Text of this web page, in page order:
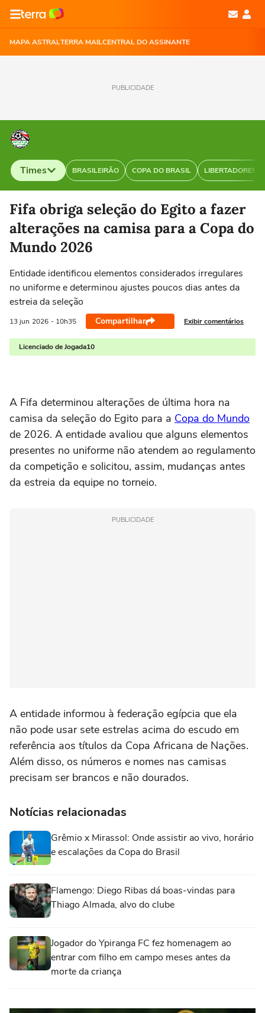
MAPA ASTRALTERRA MAILCENTRAL DO ASSINANTE
PUBLICIDADE
Times BRASILEIRÃO COPA DO BRASIL LIBERTADORES
Selecione o time para ver as notícias
Fifa obriga seleção do Egito a fazer
alterações na camisa para a Copa do
Mundo 2026
Entidade identificou elementos considerados irregulares
no uniforme e determinou ajustes poucos dias antes da
estreia da seleção
13 jun 2026 - 10h35 Compartilhar Exibir comentários
Licenciado de Jogada10
A Fifa determinou alterações de última hora na
camisa da seleção do Egito para a Copa do Mundo
de 2026. A entidade avaliou que alguns elementos
presentes no uniforme não atendem ao regulamento
da competição e solicitou, assim, mudanças antes
da estreia da equipe no torneio.
PUBLICIDADE
A entidade informou à federação egípcia que ela
não pode usar sete estrelas acima do escudo em
referência aos títulos da Copa Africana de Nações.
Além disso, os números e nomes nas camisas
precisam ser brancos e não dourados.
Notícias relacionadas
Grêmio x Mirassol: Onde assistir ao vivo, horário
e escalações da Copa do Brasil
Flamengo: Diego Ribas dá boas-vindas para
Thiago Almada, alvo do clube
Jogador do Ypiranga FC fez homenagem ao
entrar com filho em campo meses antes da
morte da criança